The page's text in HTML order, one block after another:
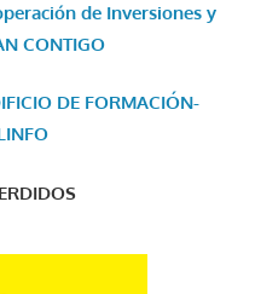
de Inversiones y
CONTIGO
DE FORMACIÓN-